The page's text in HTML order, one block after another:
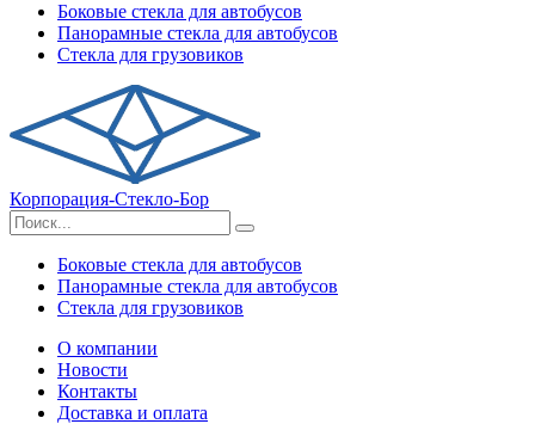
Боковые стекла для автобусов
Панорамные стекла для автобусов
Стекла для грузовиков
Корпорация-Стекло-Бор
Боковые стекла для автобусов
Панорамные стекла для автобусов
Стекла для грузовиков
О компании
Новости
Контакты
Доставка и оплата